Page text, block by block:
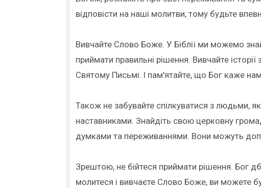
відповісти на наші молитви, тому будьте
Вивчайте Слово Боже. У Біблії ми можемо
приймати правильні рішення. Вивчайте історії
Святому Письмі. І пам'ятайте, що Бог каже
Також не забувайте спілкуватися з людьми,
наставниками. Знайдіть свою церковну
думками та переживаннями. Вони можуть
Зрештою, не бійтеся приймати рішення. Бог
молитеся і вивчаєте Слово Боже, ви можете